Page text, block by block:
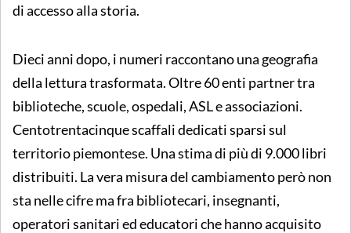
di accesso alla storia.
Dieci anni dopo, i numeri raccontano una geografia
della lettura trasformata. Oltre 60 enti partner tra
biblioteche, scuole, ospedali, ASL e associazioni.
Centotrentacinque scaffali dedicati sparsi sul
territorio piemontese. Una stima di più di 9.000 libri
distribuiti. La vera misura del cambiamento però non
sta nelle cifre ma fra bibliotecari, insegnanti,
operatori sanitari ed educatori che hanno acquisito